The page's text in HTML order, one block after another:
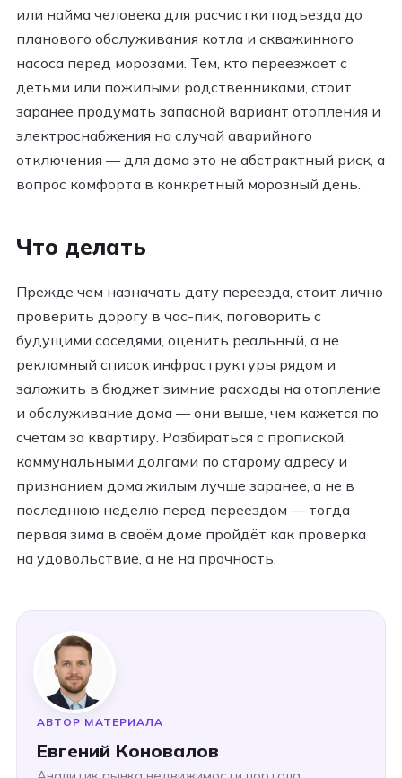
или найма человека для расчистки подъезда до
планового обслуживания котла и скважинного
насоса перед морозами. Тем, кто переезжает с
детьми или пожилыми родственниками, стоит
заранее продумать запасной вариант отопления и
электроснабжения на случай аварийного
отключения — для дома это не абстрактный риск, а
вопрос комфорта в конкретный морозный день.
Что делать
Прежде чем назначать дату переезда, стоит лично
проверить дорогу в час-пик, поговорить с
будущими соседями, оценить реальный, а не
рекламный список инфраструктуры рядом и
заложить в бюджет зимние расходы на отопление
и обслуживание дома — они выше, чем кажется по
счетам за квартиру. Разбираться с пропиской,
коммунальными долгами по старому адресу и
признанием дома жилым лучше заранее, а не в
последнюю неделю перед переездом — тогда
первая зима в своём доме пройдёт как проверка
на удовольствие, а не на прочность.
АВТОР МАТЕРИАЛА
Евгений Коновалов